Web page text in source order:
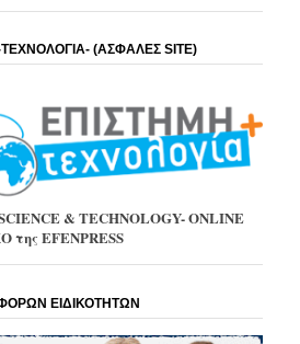
(ΑΣΦΑΛΕΣ SITE)
& TECHNOLOGY- ONLINE
της EFENPRESS
ΕΙΔΙΚΟΤΗΤΩΝ